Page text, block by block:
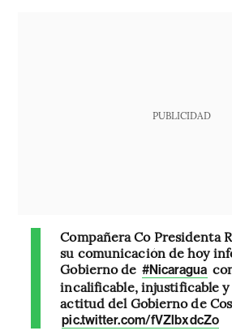
PUBLICIDAD
Compañera Co Presidenta
su comunicación de hoy
Gobierno de #Nicaragua
incalificable, injustificable
actitud del Gobierno de
pic.twitter.com/fVZlbxdcZo